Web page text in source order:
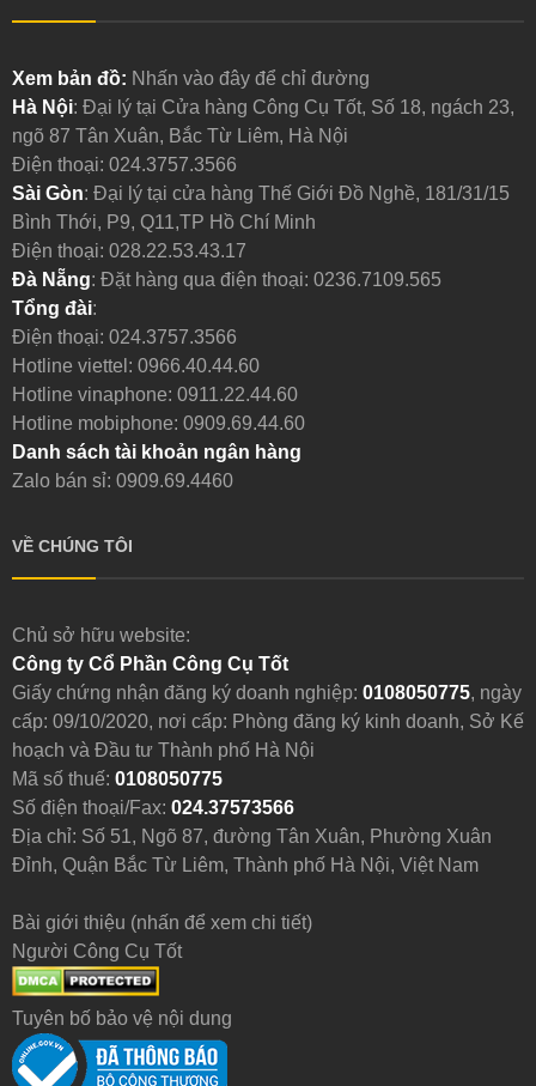
Xem bản đồ: Nhấn vào đây để chỉ đường
Hà Nội: Đại lý tại Cửa hàng Công Cụ Tốt, Số 18, ngách 23,
ngõ 87 Tân Xuân, Bắc Từ Liêm, Hà Nội
Điện thoại: 024.3757.3566
Sài Gòn: Đại lý tại cửa hàng Thế Giới Đồ Nghề, 181/31/15
Bình Thới, P9, Q11,TP Hồ Chí Minh
Điện thoại: 028.22.53.43.17
Đà Nẵng: Đặt hàng qua điện thoại: 0236.7109.565
Tổng đài:
Điện thoại: 024.3757.3566
Hotline viettel: 0966.40.44.60
Hotline vinaphone: 0911.22.44.60
Hotline mobiphone: 0909.69.44.60
Danh sách tài khoản ngân hàng
Zalo bán sỉ: 0909.69.4460
VỀ CHÚNG TÔI
Chủ sở hữu website:
Công ty Cổ Phần Công Cụ Tốt
Giấy chứng nhận đăng ký doanh nghiệp: 0108050775, ngày
cấp: 09/10/2020, nơi cấp: Phòng đăng ký kinh doanh, Sở Kế
hoạch và Đầu tư Thành phố Hà Nội
Mã số thuế: 0108050775
Số điện thoại/Fax: 024.37573566
Địa chỉ: Số 51, Ngõ 87, đường Tân Xuân, Phường Xuân
Đỉnh, Quận Bắc Từ Liêm, Thành phố Hà Nội, Việt Nam
Bài giới thiệu (nhấn để xem chi tiết)
Người Công Cụ Tốt
Tuyên bố bảo vệ nội dung